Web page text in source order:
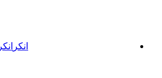
انکر انکر